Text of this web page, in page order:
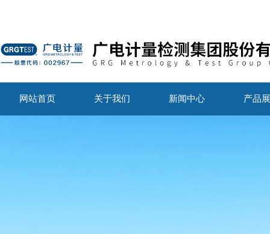
网站首页 关于我们 新闻中心 产品